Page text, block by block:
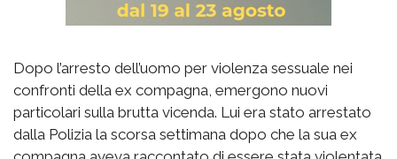
Dopo l’arresto dell’uomo per violenza sessuale nei
confronti della ex compagna, emergono nuovi
particolari sulla brutta vicenda. Lui era stato arrestato
dalla Polizia la scorsa settimana dopo che la sua ex